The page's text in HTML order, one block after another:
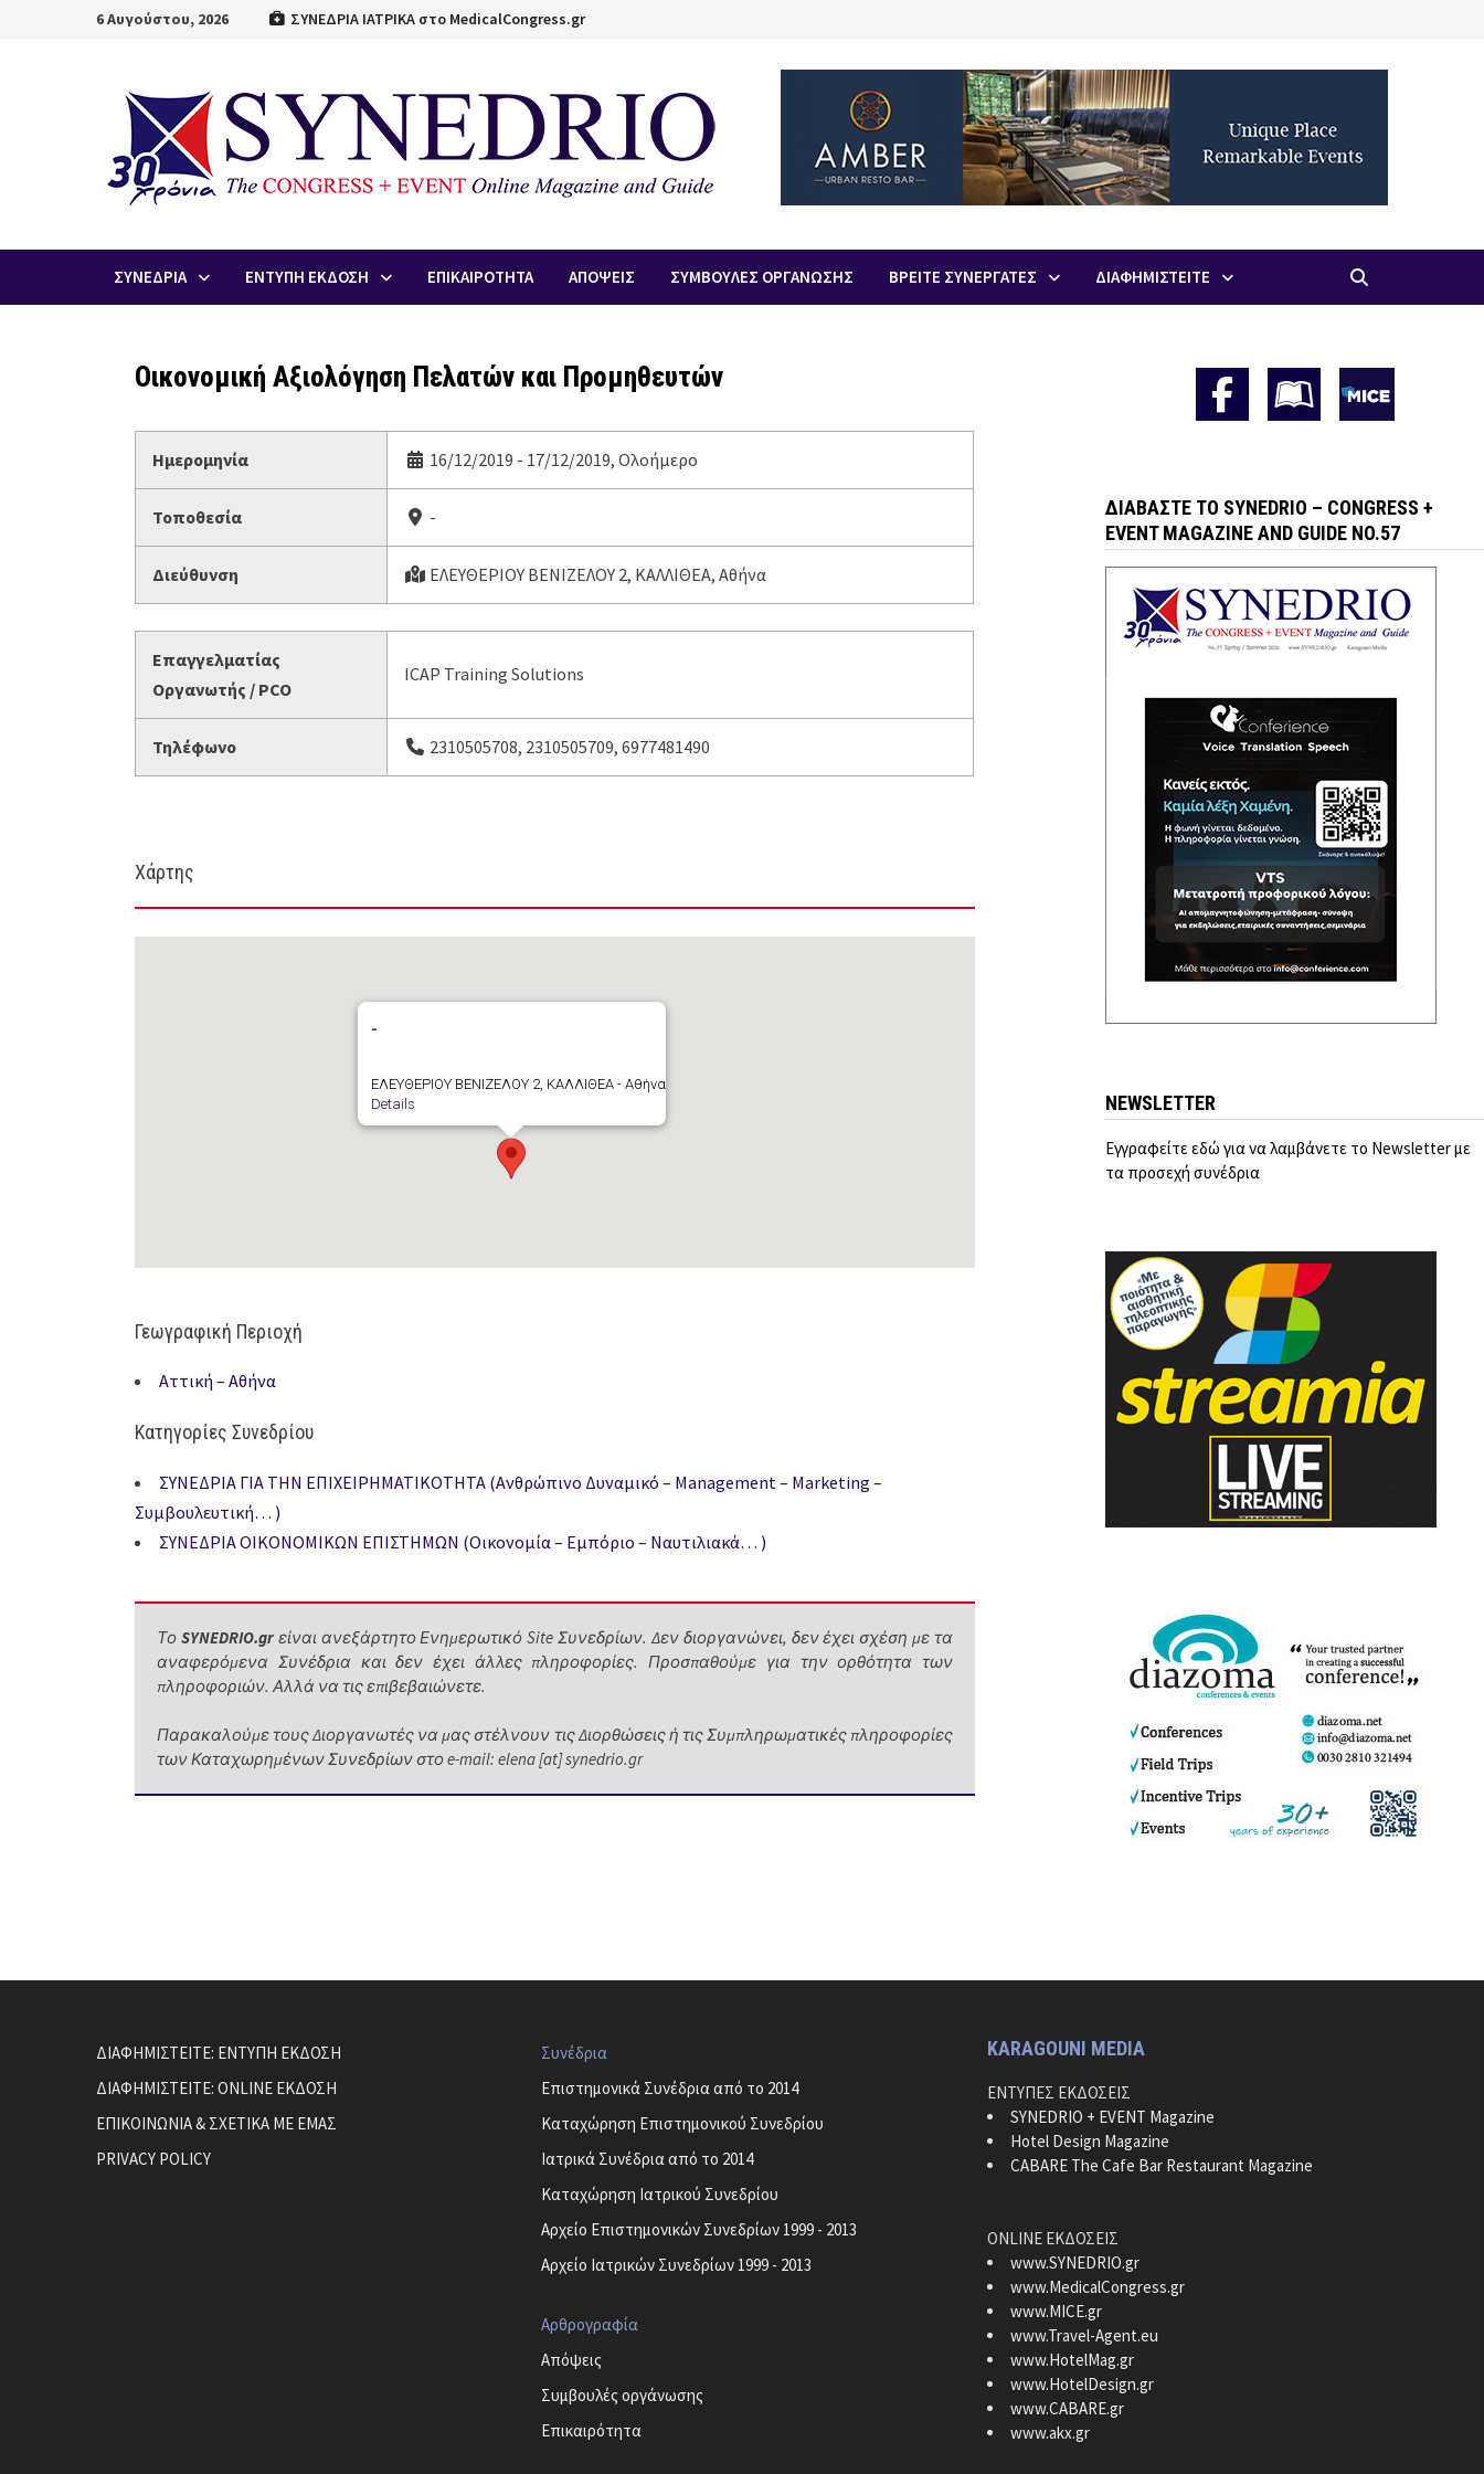
6 Αυγούστου, 2026 ΣΥΝΕΔΡΙΑ ΙΑΤΡΙΚΑ στο MedicalCongress.gr
ΣΥΝΕΔΡΙΑ ΕΝΤΥΠΗ ΕΚΔΟΣΗ ΕΠΙΚΑΙΡΟΤΗΤΑ ΑΠOΨΕΙΣ ΣΥΜΒΟΥΛΕΣ ΟΡΓΑΝΩΣΗΣ ΒΡΕΙΤΕ ΣΥΝΕΡΓΑΤΕΣ ΔΙΑΦΗΜΙΣΤΕΙΤΕ
Οικονομική Αξιολόγηση Πελατών και Προμηθευτών
Ημερομηνία 16/12/2019 - 17/12/2019, Ολοήμερο
Τοποθεσία -
Διεύθυνση ΕΛΕΥΘΕΡΙΟΥ ΒΕΝΙΖΕΛΟΥ 2, ΚΑΛΛΙΘΕΑ, Αθήνα
Επαγγελματίας
Οργανωτής / PCO
ICAP Training Solutions
Τηλέφωνο 2310505708, 2310505709, 6977481490
Χάρτης
-
ΕΛΕΥΘΕΡΙΟΥ ΒΕΝΙΖΕΛΟΥ 2, ΚΑΛΛΙΘΕΑ - Αθήνα
Details
Γεωγραφική Περιοχή
Αττική – Αθήνα
Κατηγορίες Συνεδρίου
ΣΥΝΕΔΡΙΑ ΓΙΑ ΤΗΝ ΕΠΙΧΕΙΡΗΜΑΤΙΚΟΤΗΤΑ (Ανθρώπινο Δυναμικό – Management – Marketing –
Συμβουλευτική… )
ΣΥΝΕΔΡΙΑ ΟΙΚΟΝΟΜΙΚΩΝ ΕΠΙΣΤΗΜΩΝ (Οικονομία – Εμπόριο – Ναυτιλιακά… )
Το SYNEDRIO.grείναι ανεξάρτητο Ενημερωτικό Site Συνεδρίων. Δεν διοργανώνει, δεν έχει σχέση με τα
αναφερόμενα Συνέδρια και δεν έχει άλλες πληροφορίες. Προσπαθούμε για την ορθότητα των
πληροφοριών. Αλλά να τις επιβεβαιώνετε.
Παρακαλούμε τους Διοργανωτές να μας στέλνουν τις Διορθώσεις ή τις Συμπληρωματικές πληροφορίες
των Καταχωρημένων Συνεδρίων στο e-mail: elena [at] synedrio.gr
ΔΙΑΒΆΣΤΕ ΤΟ SYNEDRIO – CONGRESS +
EVENT MAGAZINE AND GUIDE NO.57
NEWSLETTER
Εγγραφείτε εδώ για να λαμβάνετε το Newsletter με
τα προσεχή συνέδρια
ΔΙΑΦΗΜΙΣΤΕΙΤΕ: ΕΝΤΥΠΗ ΕΚΔΟΣΗ
ΔΙΑΦΗΜΙΣΤΕΙΤΕ: ONLINE ΕΚΔΟΣΗ
ΕΠΙΚΟΙΝΩΝΙΑ & ΣΧΕΤΙΚΑ ΜΕ ΕΜΑΣ
PRIVACY POLICY
Συνέδρια
Επιστημονικά Συνέδρια από το 2014
Καταχώρηση Επιστημονικού Συνεδρίου
Ιατρικά Συνέδρια από το 2014
Καταχώρηση Ιατρικού Συνεδρίου
Αρχείο Επιστημονικών Συνεδρίων 1999 - 2013
Αρχείο Ιατρικών Συνεδρίων 1999 - 2013
Αρθρογραφία
Απόψεις
Συμβουλές οργάνωσης
Επικαιρότητα
KARAGOUNI MEDIA
ΕΝΤΥΠΕΣ ΕΚΔΟΣΕΙΣ
SYNEDRIO + EVENT Magazine
Hotel Design Magazine
CABARE The Cafe Bar Restaurant Magazine
ONLINE ΕΚΔΟΣΕΙΣ
www.SYNEDRIO.gr
www.MedicalCongress.gr
www.MICE.gr
www.Travel-Agent.eu
www.HotelMag.gr
www.HotelDesign.gr
www.CABARE.gr
www.akx.gr